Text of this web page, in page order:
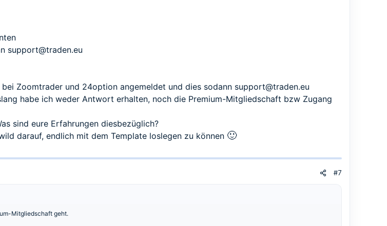
support@traden.eu
Zoomtrader und 24option angemeldet und dies sodann support@traden.eu
habe ich weder Antwort erhalten, noch die Premium-Mitgliedschaft bzw Zugang
sind eure Erfahrungen diesbezüglich?
darauf, endlich mit dem Template loslegen zu können 🙂
#7
Mitgliedschaft geht.